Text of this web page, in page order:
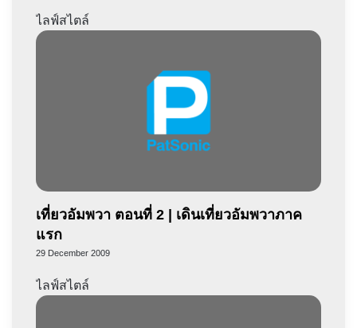
ไลฟ์สไตล์
เที่ยวอัมพวา ตอนที่ 2 | เดินเที่ยวอัมพวาภาค
แรก
29 December 2009
ไลฟ์สไตล์